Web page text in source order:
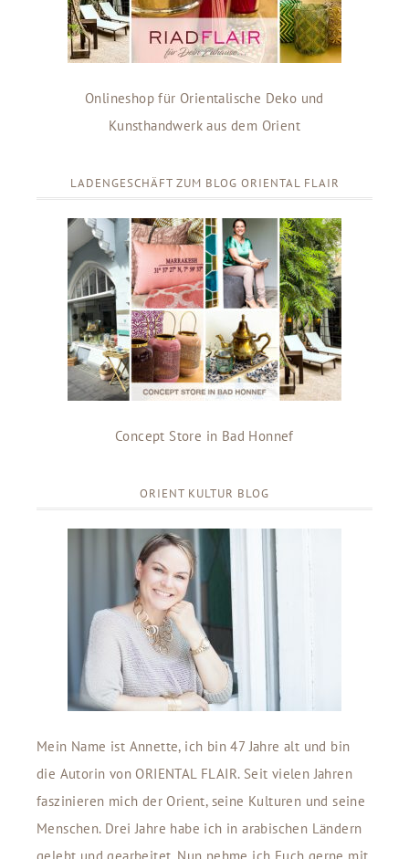
Onlineshop für Orientalische Deko und
Kunsthandwerk aus dem Orient
LADENGESCHÄFT ZUM BLOG ORIENTAL FLAIR
Concept Store in Bad Honnef
ORIENT KULTUR BLOG
Mein Name ist Annette, ich bin 47 Jahre alt und bin
die Autorin von ORIENTAL FLAIR. Seit vielen Jahren
faszinieren mich der Orient, seine Kulturen und seine
Menschen. Drei Jahre habe ich in arabischen Ländern